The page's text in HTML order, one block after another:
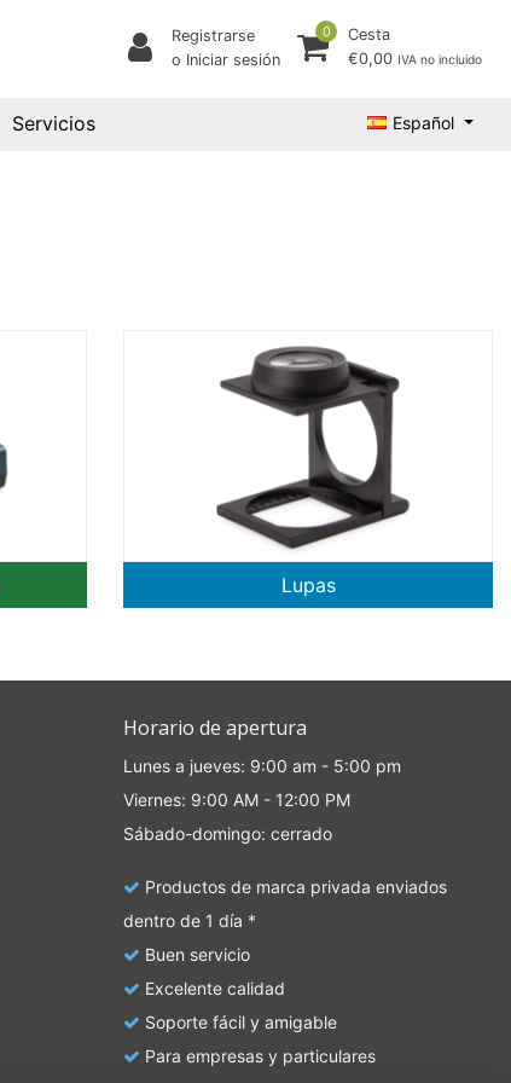
Registrarse
o Iniciar sesión
0
Cesta
€0,00 IVA no incluido
Servicios Español
Lupas
Horario de apertura
Lunes a jueves: 9:00 am - 5:00 pm
Viernes: 9:00 AM - 12:00 PM
Sábado-domingo: cerrado
Productos de marca privada enviados
dentro de 1 día *
Buen servicio
Excelente calidad
Soporte fácil y amigable
Para empresas y particulares